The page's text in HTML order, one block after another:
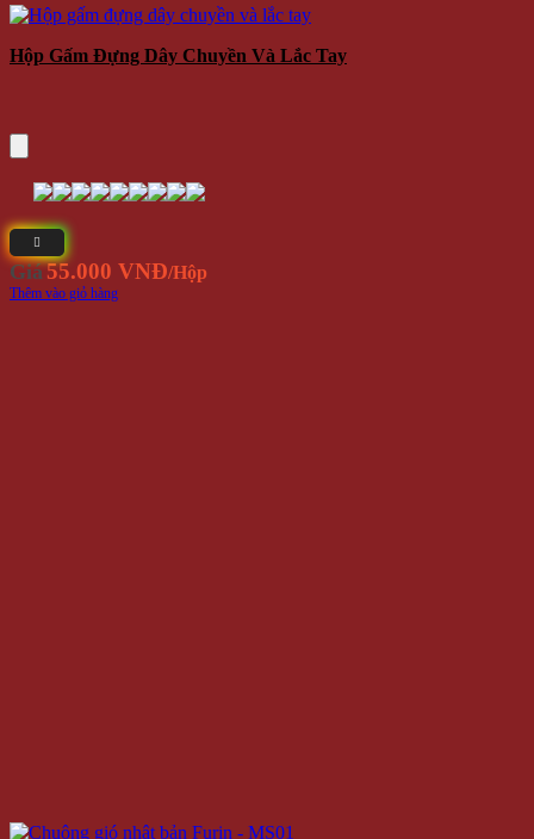
Hộp Gấm Đựng Dây Chuyền Và Lắc Tay
Giá55.000 VNĐ/Hộp
Thêm vào giỏ hàng